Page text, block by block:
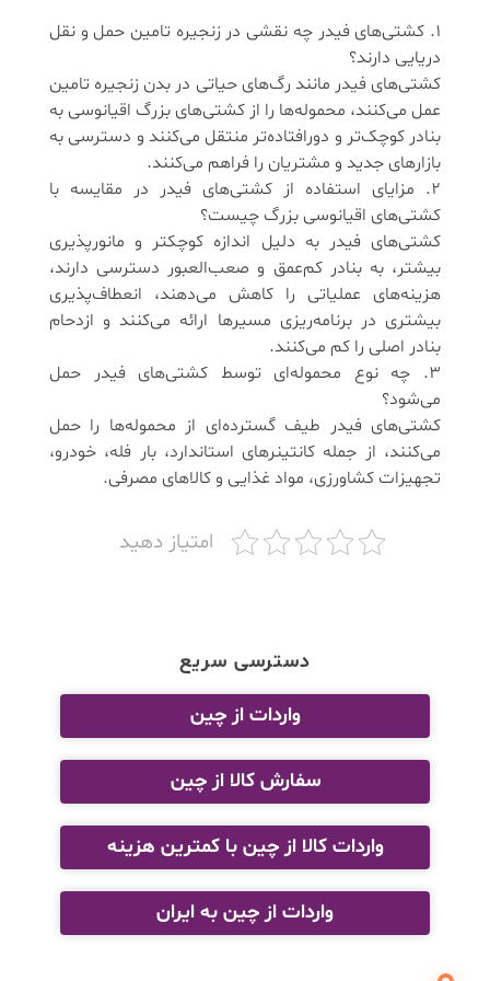
1. کشتی‌های فیدر چه نقشی در زنجیره تامین حمل و نقل
دریایی دارند؟
کشتی‌های فیدر مانند رگ‌های حیاتی در بدن زنجیره تامین
عمل می‌کنند، محموله‌ها را از کشتی‌های بزرگ اقیانوسی به
بنادر کوچک‌تر و دورافتاده‌تر منتقل می‌کنند و دسترسی به
بازارهای جدید و مشتریان را فراهم می‌کنند.
2. مزایای استفاده از کشتی‌های فیدر در مقایسه با
کشتی‌های اقیانوسی بزرگ چیست؟
کشتی‌های فیدر به دلیل اندازه کوچکتر و مانورپذیری
بیشتر، به بنادر کم‌عمق و صعب‌العبور دسترسی دارند،
هزینه‌های عملیاتی را کاهش می‌دهند، انعطاف‌پذیری
بیشتری در برنامه‌ریزی مسیرها ارائه می‌کنند و ازدحام
بنادر اصلی را کم می‌کنند.
3. چه نوع محموله‌ای توسط کشتی‌های فیدر حمل
می‌شود؟
کشتی‌های فیدر طیف گسترده‌ای از محموله‌ها را حمل
می‌کنند، از جمله کانتینرهای استاندارد، بار فله، خودرو،
تجهیزات کشاورزی، مواد غذایی و کالاهای مصرفی.
امتیاز دهید
دسترسی سریع
واردات از چین
سفارش کالا از چین
واردات کالا از چین با کمترین هزینه
واردات از چین به ایران